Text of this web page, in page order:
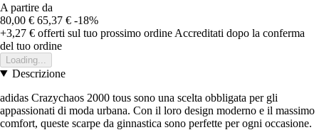
A partire da
80,00 € 65,37 € -18%
+3,27 € offerti sul tuo prossimo ordine Accreditati dopo la conferma
del tuo ordine
Loading...
Descrizione
adidas Crazychaos 2000 tous sono una scelta obbligata per gli
appassionati di moda urbana. Con il loro design moderno e il massimo
comfort, queste scarpe da ginnastica sono perfette per ogni occasione.